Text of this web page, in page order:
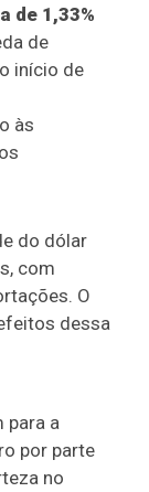
de 1,33%
de
início de
às
do dólar
com
O
dessa
para a
por parte
no